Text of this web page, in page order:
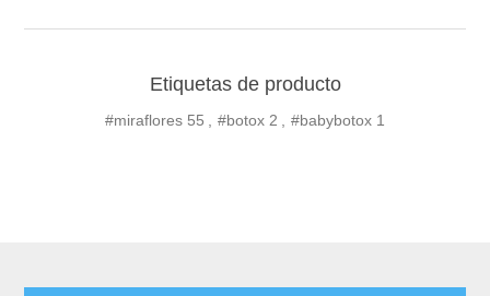
Etiquetas de producto
#miraflores 55 #botox 2 #babybotox 1